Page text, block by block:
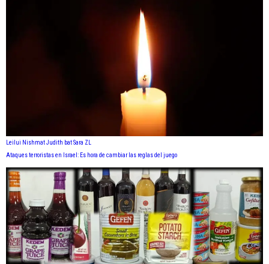
Leilui Nishmat Judith bat Sara ZL
Ataques terroristas en Israel: Es hora de cambiar las reglas del juego